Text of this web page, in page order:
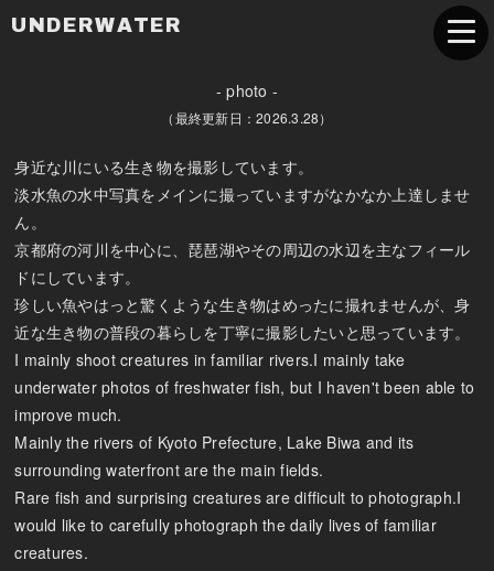
UNDERWATER
- photo -
（最終更新日：2026.3.28）
身近な川にいる生き物を撮影しています。
淡水魚の水中写真をメインに撮っていますがなかなか上達しませ
ん。
京都府の河川を中心に、琵琶湖やその周辺の水辺を主なフィール
ドにしています。
珍しい魚やはっと驚くような生き物はめったに撮れませんが、身
近な生き物の普段の暮らしを丁寧に撮影したいと思っています。
I mainly shoot creatures in familiar rivers.I mainly take
underwater photos of freshwater fish, but I haven't been able to
improve much.
Mainly the rivers of Kyoto Prefecture, Lake Biwa and its
surrounding waterfront are the main fields.
Rare fish and surprising creatures are difficult to photograph.I
would like to carefully photograph the daily lives of familiar
creatures.